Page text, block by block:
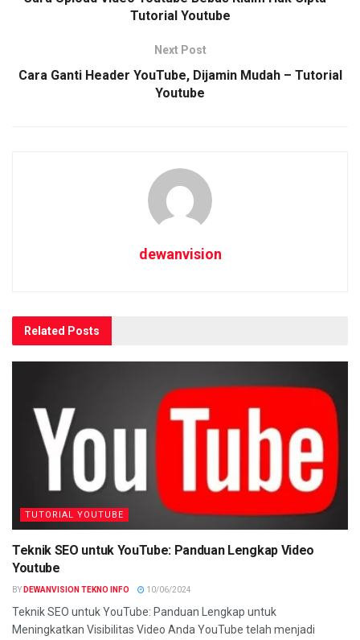
Tutorial Youtube
Next Post
Cara Ganti Header YouTube, Dijamin Mudah – Tutorial
Youtube
dewanvision
Related Posts
TUTORIAL YOUTUBE
Teknik SEO untuk YouTube: Panduan Lengkap Video
Youtube
BY DEWANVISION TEKNO INFO 10/06/2024
Teknik SEO untuk YouTube: Panduan Lengkap untuk
Meningkatkan Visibilitas Video Anda YouTube telah menjadi